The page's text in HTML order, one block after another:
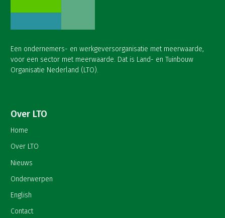
Een ondernemers- en werkgeversorganisatie met meerwaarde,
voor een sector met meerwaarde. Dat is Land- en Tuinbouw
Organisatie Nederland (LTO).
Over LTO
Home
Over LTO
Nieuws
Onderwerpen
English
Contact